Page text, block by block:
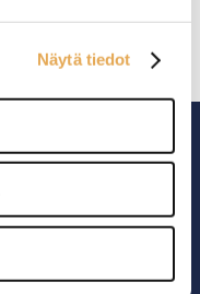
Näytä tiedot
asialla.
Suomen